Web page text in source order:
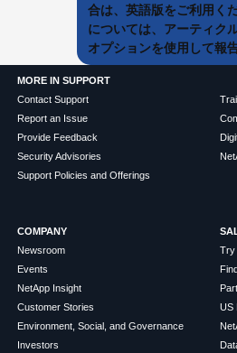
合は、英語版をご利用く
については、アーティク
オプションを使用して報
MORE IN SUPPORT
Contact Support
Report an Issue
Provide Feedback
Security Advisories
Support Policies and Offerings
COMPANY
Newsroom
Events
NetApp Insight
Customer Stories
Environment, Social, and Governance
Investors
Try
US